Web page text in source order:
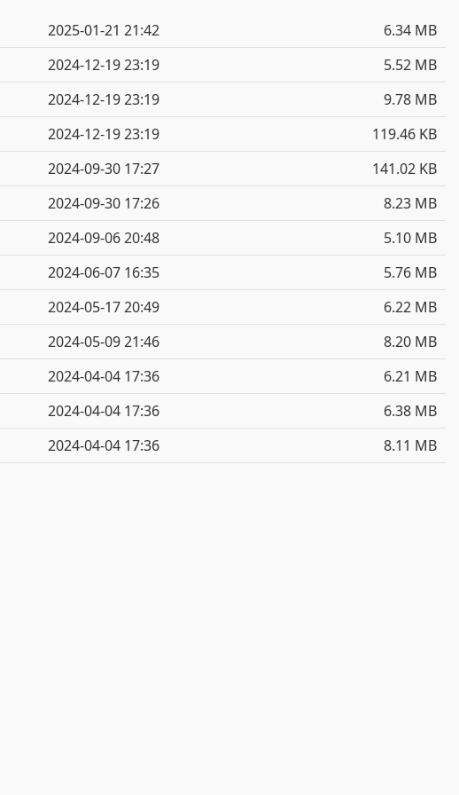
2025-01-21 21:42
6.34 MB
2024-12-19 23:19
5.52 MB
2024-12-19 23:19
9.78 MB
2024-12-19 23:19
119.46 KB
2024-09-30 17:27
141.02 KB
2024-09-30 17:26
8.23 MB
2024-09-06 20:48
5.10 MB
2024-06-07 16:35
5.76 MB
2024-05-17 20:49
6.22 MB
2024-05-09 21:46
8.20 MB
2024-04-04 17:36
6.21 MB
2024-04-04 17:36
6.38 MB
2024-04-04 17:36 8.11 MB